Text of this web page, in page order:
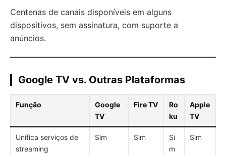
Centenas de canais disponíveis em alguns
dispositivos, sem assinatura, com suporte a
anúncios.
Google TV vs. Outras Plataformas
Função
Google
TV
Fire TV
Ro
ku
Apple
TV
Unifica serviços de
streaming
Sim Sim
Si
m
Sim